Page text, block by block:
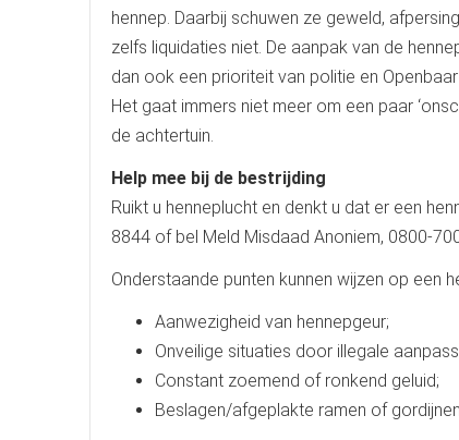
hennep. Daarbij schuwen ze geweld,
zelfs liquidaties niet. De aanpak van de
dan ook een prioriteit van politie en
Het gaat immers niet meer om een paar
de achtertuin.
Help mee bij de bestrijding
Ruikt u henneplucht en denkt u dat er een
8844 of bel Meld Misdaad Anoniem, 0800-
Onderstaande punten kunnen wijzen op een
Aanwezigheid van hennepgeur;
Onveilige situaties door illegale
Constant zoemend of ronkend geluid;
Beslagen/afgeplakte ramen of